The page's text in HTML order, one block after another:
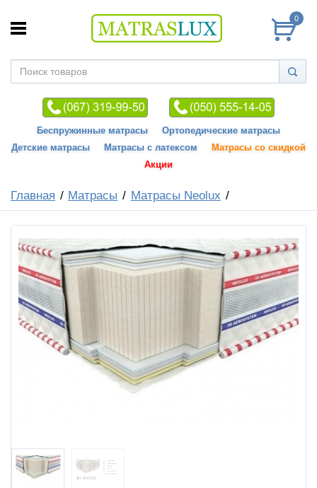
0
Беспружинные матрасы
Ортопедические матрасы
Детские матрасы
Матрасы с латексом
Матрасы со скидкой
Акции
Главная Матрасы Матрасы Neolux